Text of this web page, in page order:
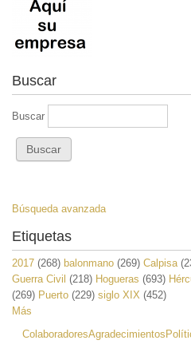
Buscar
Buscar
Búsqueda avanzada
Etiquetas
2017 (268) balonmano (269) Calpisa
Guerra Civil (218) Hogueras (693)
(269) Puerto (229) siglo XIX (452)
Más
ColaboradoresAgradecimientos